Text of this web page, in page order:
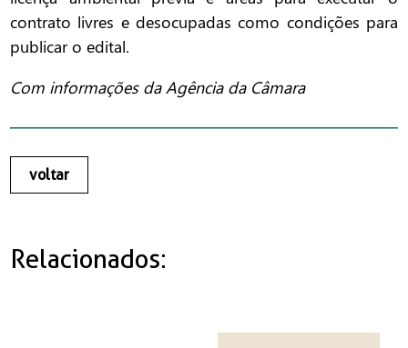
contrato livres e desocupadas como condições para
publicar o edital.
Com informações da Agência da Câmara
voltar
Relacionados: